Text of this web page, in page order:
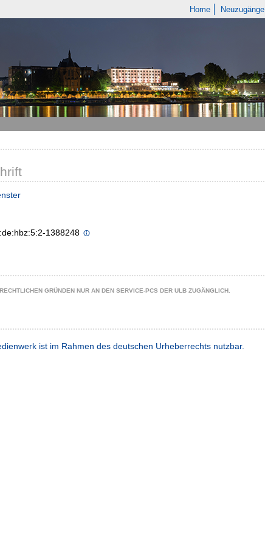
Home Neuzugänge
1388248
GRÜNDEN NUR AN DEN SERVICE-PCS DER ULB ZUGÄNGLICH.
ist im Rahmen des deutschen Urheberrechts nutzbar.